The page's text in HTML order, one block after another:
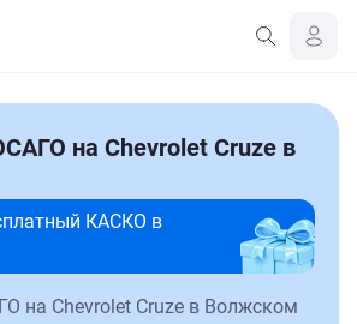
на Chevrolet Cruze в
КАСКО в
на Chevrolet Cruze в Волжском